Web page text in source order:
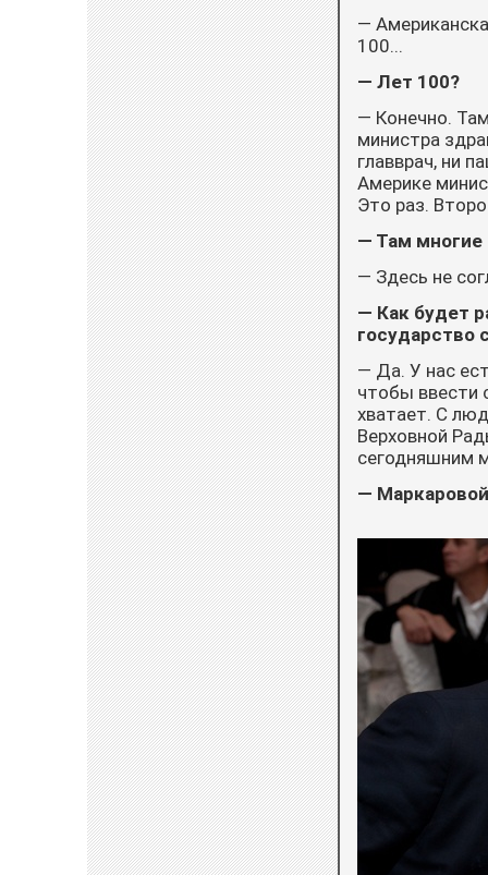
—
100...
— Лет 100?
— Конечно.
министра
главврач, ни
Америке
Это раз.
— Там многие
— Здесь не
— Как будет
государство
— Да. У нас
чтобы ввести
хватает. С
Верховной
сегодняшним
—